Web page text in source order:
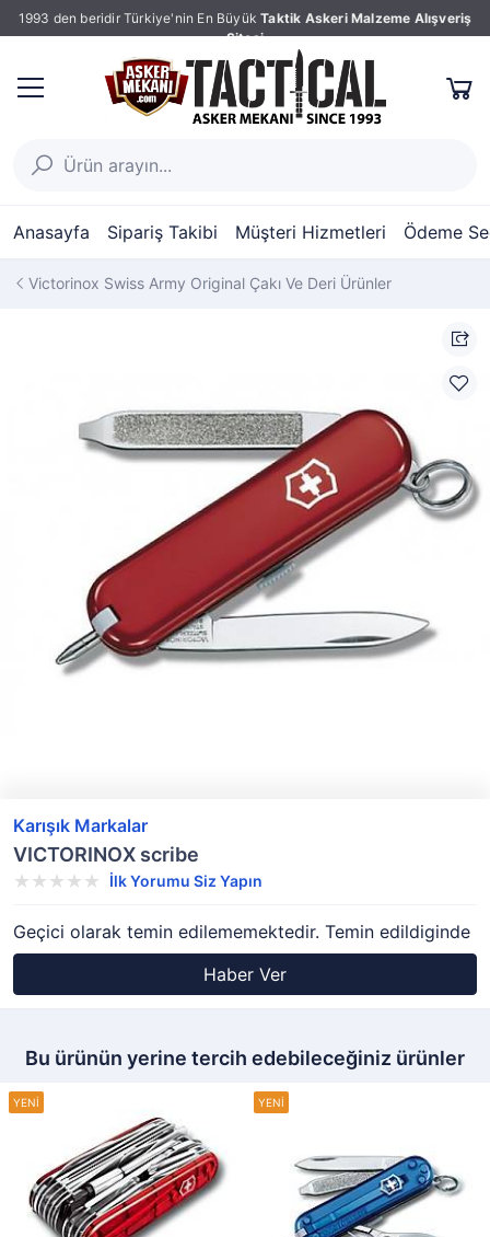
1993 den beridir Türkiye'nin En Büyük Taktik Askeri Malzeme Alışveriş
Sitesi
Anasayfa Sipariş Takibi Müşteri Hizmetleri Ödeme
Victorinox Swiss Army Original Çakı Ve Deri Ürünler
Karışık Markalar
VICTORINOX scribe
İlk Yorumu Siz Yapın
Geçici olarak temin edilememektedir. Temin edildiginde
Haber Ver
Bu ürünün yerine tercih edebileceğiniz ürünler